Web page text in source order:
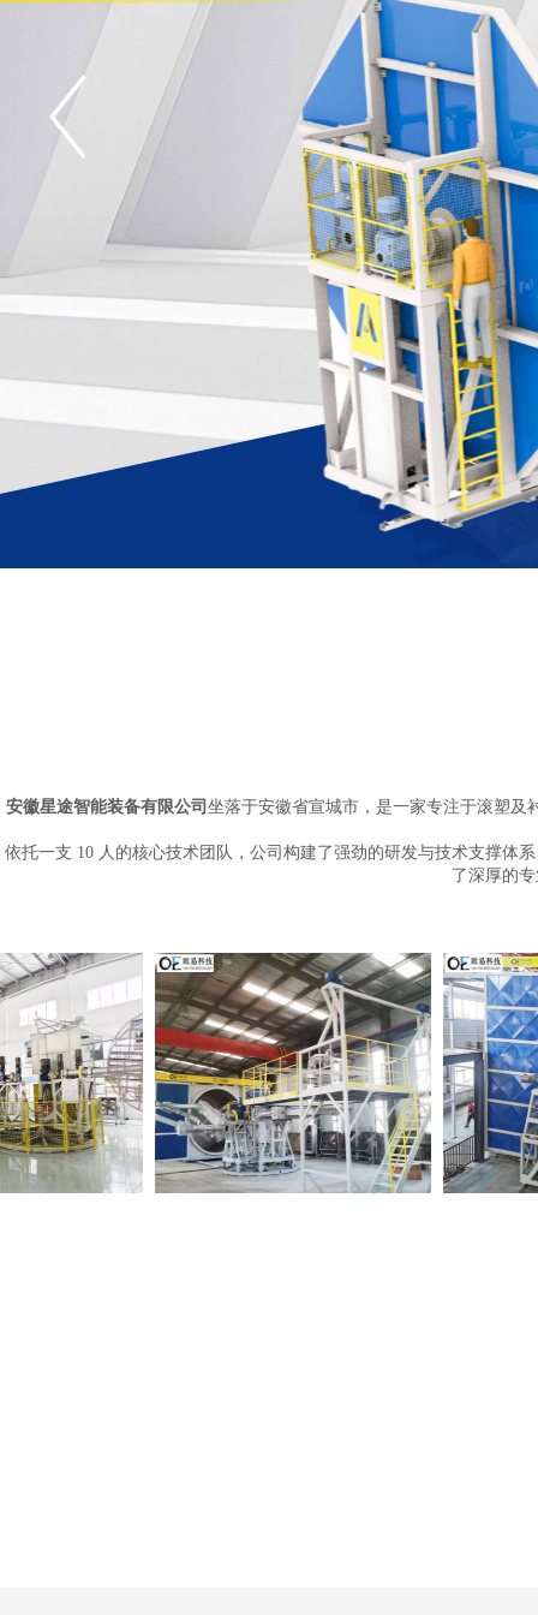
安徽星途智能装备有限公司 坐落于安徽省宣城市，是一家专注于滚塑及
依托一支 10 人的核心技术团队，公司构建了强劲的研发与技术支撑
了深厚的